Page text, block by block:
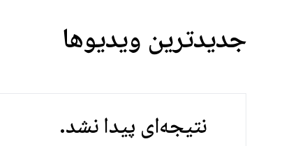
جدیدترین ویدیوها
نتیجه‌ای پیدا نشد.